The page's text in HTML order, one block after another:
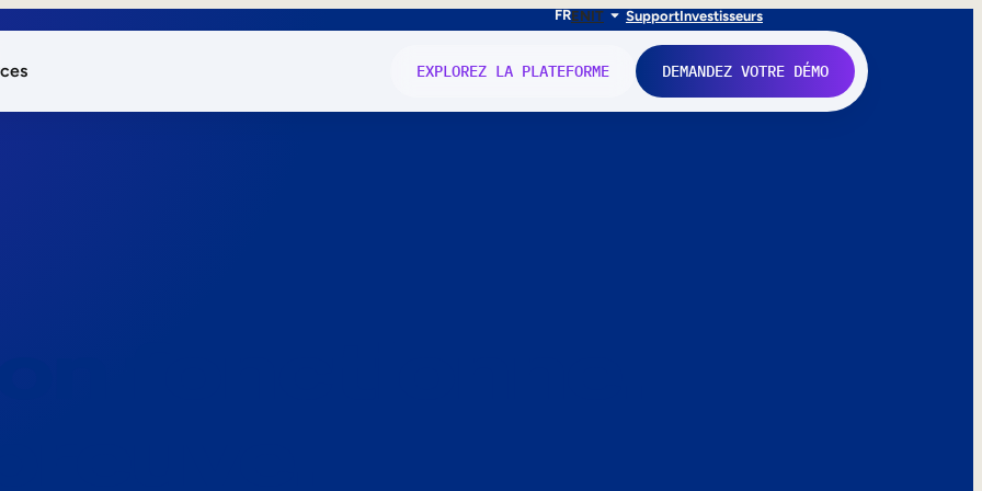
FRENIT SupportInvestisseurs
EXPLOREZ LA PLATEFORME DEMANDEZ VOTRE DÉMO